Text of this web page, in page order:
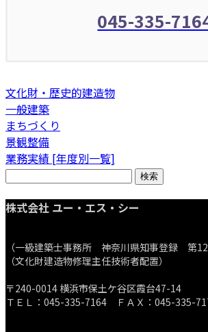
045-335-
文化財・歴史的建造物
一般建築
まちづくり
景観整備
業務実績 [年度別一覧]
検
株式会社 ユー・エス・シー
（一級建築士事務所 神奈川県知事登録 第
（文化財建造物修理主任技術者配置）
〒240-0014 横浜市保土ケ谷区霞台47-14
ＴＥＬ：045-335-7164 ＦＡＸ：045-335-